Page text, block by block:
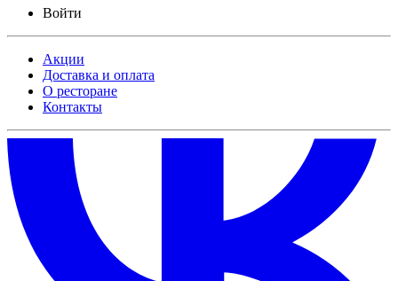
Войти
Акции
Доставка и оплата
О ресторане
Контакты